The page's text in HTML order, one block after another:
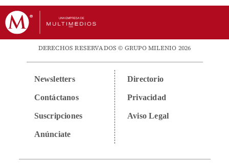
DERECHOS RESERVADOS © GRUPO MILENIO 2026
Newsletters
Contáctanos
Suscripciones
Anúnciate
Directorio
Privacidad
Aviso Legal